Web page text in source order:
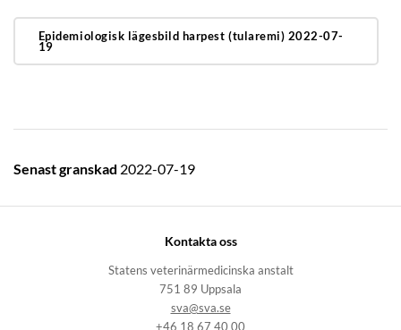
Epidemiologisk lägesbild harpest (tularemi) 2022-07-
19
Senast granskad 2022-07-19
Kontakta oss
Statens veterinärmedicinska anstalt
751 89 Uppsala
sva@sva.se
+46 18 67 40 00